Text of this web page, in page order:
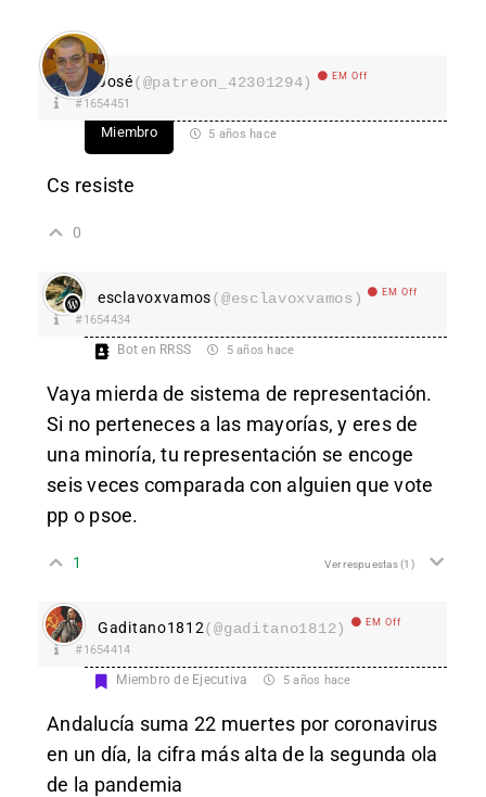
José(@patreon_42301294) EM Off
#1654451
Miembro 5 años hace
Cs resiste
0
esclavoxvamos(@esclavoxvamos) EM Off
#1654434
Bot en RRSS 5 años hace
Vaya mierda de sistema de representación.
Si no perteneces a las mayorías, y eres de
una minoría, tu representación se encoge
seis veces comparada con alguien que vote
pp o psoe.
1 Ver respuestas(1)
Gaditano1812(@gaditano1812) EM Off
#1654414
Miembro de Ejecutiva 5 años hace
Andalucía suma 22 muertes por coronavirus
en un día, la cifra más alta de la segunda ola
de la pandemia